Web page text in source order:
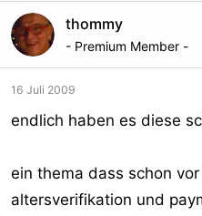
m
e
n
a
e
r
r
t
d
u
thommy
- Premium Member -
16 Juli 2009
endlich haben es diese
ein thema dass schon
altersverifikation und